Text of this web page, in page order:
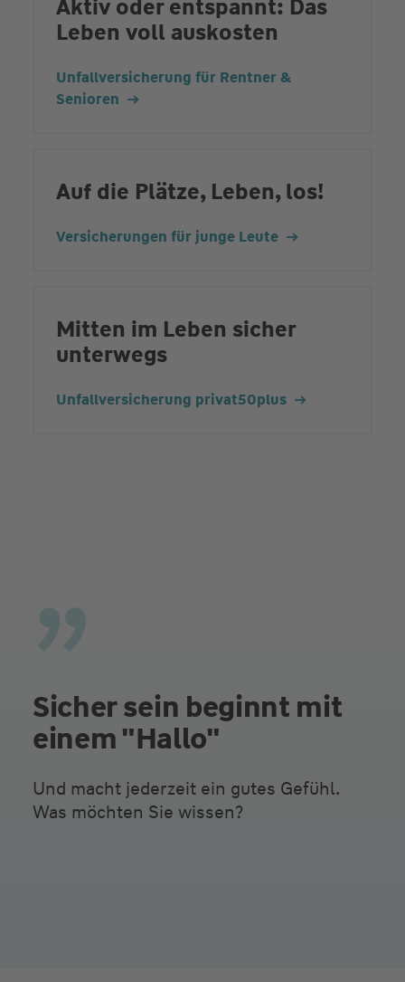
Aktiv oder entspannt: Das
Leben voll auskosten
Unfallversicherung für Rentner &
Senioren
Auf die Plätze, Leben, los!
Versicherungen für junge Leute
Mitten im Leben sicher
unterwegs
Unfallversicherung privat50plus
Sicher sein beginnt mit
einem "Hallo"
Und macht jederzeit ein gutes Gefühl.
Was möchten Sie wissen?